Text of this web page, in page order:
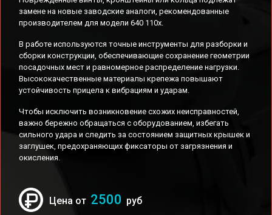
замене на новые заводские аналоги, рекомендованные
производителем для модели 640 110x.
В работе используются точные инструменты для разборки и
сборки конструкции, обеспечивающие сохранение геометрии
посадочных мест и равномерное распределение нагрузки.
Высококачественные материалы крепежа повышают
устойчивость прицела к вибрациям и ударам.
Чтобы исключить возникновение схожих неисправностей,
важно бережно обращаться с оборудованием, избегать
сильного удара и следить за состоянием защитных крышек и
заглушек, предохраняющих фиксаторы от загрязнения и
окисления.
Цена от 2500 руб